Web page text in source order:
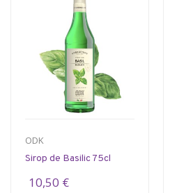
ODK
Sirop de Basilic 75cl
10,50 €